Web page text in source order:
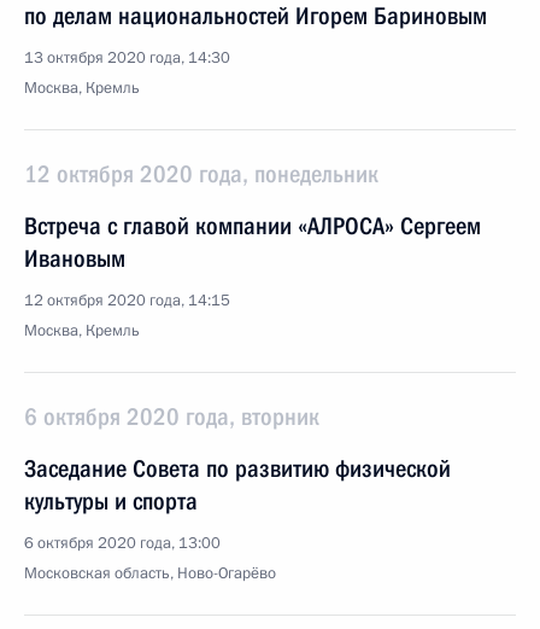
по делам национальностей Игорем Бариновым
13 октября 2020 года, 14:30
Москва, Кремль
12 октября 2020 года, понедельник
Встреча с главой компании «АЛРОСА» Сергеем
Ивановым
12 октября 2020 года, 14:15
Москва, Кремль
6 октября 2020 года, вторник
Заседание Совета по развитию физической
культуры и спорта
6 октября 2020 года, 13:00
Московская область, Ново-Огарёво